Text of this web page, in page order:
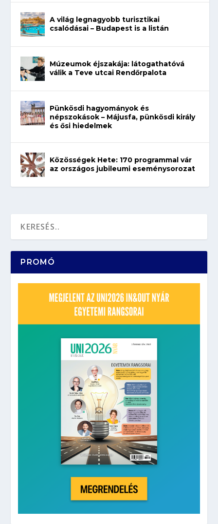
A világ legnagyobb turisztikai
csalódásai – Budapest is a listán
Múzeumok éjszakája: látogathatóvá
válik a Teve utcai Rendőrpalota
Pünkösdi hagyományok és
népszokások – Májusfa, pünkösdi király
és ősi hiedelmek
Közösségek Hete: 170 programmal vár
az országos jubileumi eseménysorozat
PROMÓ